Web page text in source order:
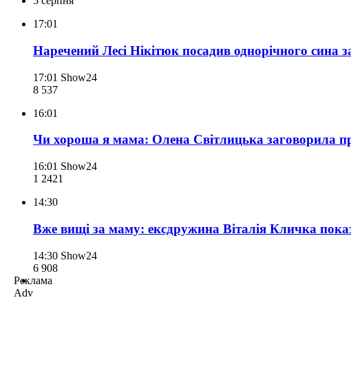
17:01
Наречений Лесі Нікітюк посадив однорічного сина
17:01 Show24
8 537
16:01
Чи хороша я мама: Олена Світлицька заговорила
16:01 Show24
1 2421
14:30
Вже вищі за маму: ексдружина Віталія Кличка
14:30 Show24
6 908
Реклама
Adv